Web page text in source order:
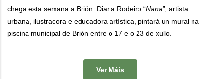
chega esta semana a Brión. Diana Rodeiro “Nana”, artista
urbana, ilustradora e educadora artística, pintará un mural na
piscina municipal de Brión entre o 17 e o 23 de xullo.
Ver Máis